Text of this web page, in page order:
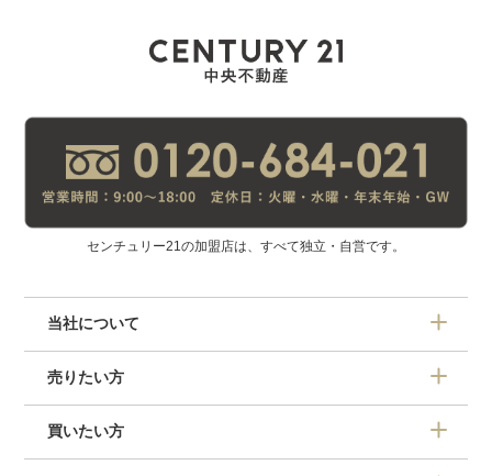
センチュリー21の加盟店は、すべて独立・自営です。
当社について
売りたい方
買いたい方